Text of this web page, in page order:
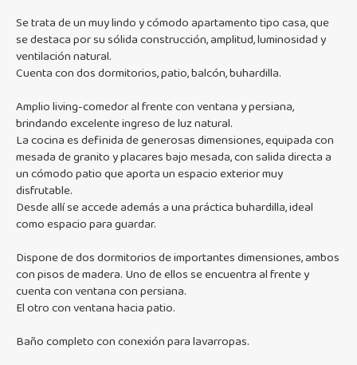
Se trata de un muy lindo y cómodo apartamento tipo casa, que
se destaca por su sólida construcción, amplitud, luminosidad y
ventilación natural.
Cuenta con dos dormitorios, patio, balcón, buhardilla.
Amplio living-comedor al frente con ventana y persiana,
brindando excelente ingreso de luz natural.
La cocina es definida de generosas dimensiones, equipada con
mesada de granito y placares bajo mesada, con salida directa a
un cómodo patio que aporta un espacio exterior muy
disfrutable.
Desde allí se accede además a una práctica buhardilla, ideal
como espacio para guardar.
Dispone de dos dormitorios de importantes dimensiones, ambos
con pisos de madera. Uno de ellos se encuentra al frente y
cuenta con ventana con persiana.
El otro con ventana hacia patio.
Baño completo con conexión para lavarropas.